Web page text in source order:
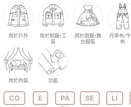
用於戶外
用於制服/工
裝
用於戲服/舞
台服裝
丹寧布/
布
用於內裝 功能
CO E PA SE LI